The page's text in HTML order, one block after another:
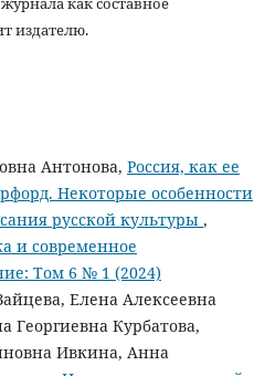
издателю.
Антонова, Россия, как ее
Некоторые особенности
русской культуры ,
и современное
Том 6 № 1 (2024)
Елена Алексеевна
Георгиевна Курбатова,
Ивкина, Анна